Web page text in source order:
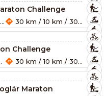
Challenge
30 km / 10 km / 30 km / 10 km / 10 km / 10 km / 30 km / 60 km
Challenge
30 km / 10 km / 30 km / 10 km / 10 km / 10 km / 30 km / 60 km
Maraton